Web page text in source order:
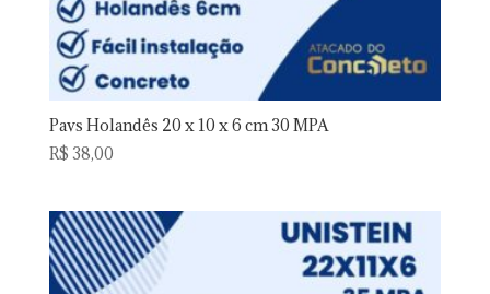
Pavs Holandês 20 x 10 x 6 cm 30 MPA
R$ 38,00